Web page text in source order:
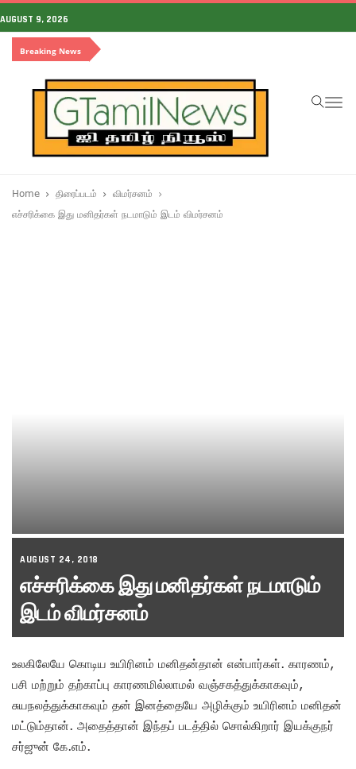
AUGUST 9, 2026
Breaking News
Home திரைப்படம்
விமர்சனம்
எச்சரிக்கை இது மனிதர்கள் நடமாடும் இடம் விமர்சனம்
AUGUST 24, 2018
எச்சரிக்கை இது மனிதர்கள் நடமாடும்
இடம் விமர்சனம்
உலகிலேயே கொடிய உயிரினம் மனிதன்தான் என்பார்கள். காரணம்,
பசி மற்றும் தற்காப்பு காரணமில்லாமல் வஞ்சகத்துக்காகவும்,
சுயநலத்துக்காகவும் தன் இனத்தையே அழிக்கும் உயிரினம் மனிதன்
மட்டும்தான். அதைத்தான் இந்தப் படத்தில் சொல்கிறார் இயக்குநர்
சர்ஜுன் கே.எம்.